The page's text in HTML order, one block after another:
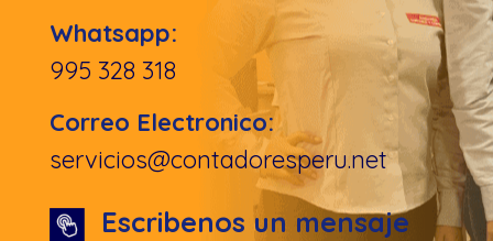
Whatsapp:
995 328 318
Correo Electronico:
servicios@contadoresperu.net
Escribenos un mensaje